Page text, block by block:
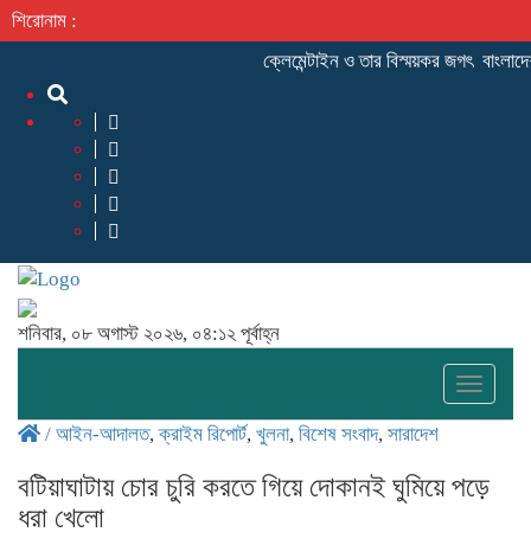
শিরোনাম :
ক্লেমেন্টাইন ও তার বিস্ময়কর জগৎ
শনিবার, ০৮ অগাস্ট ২০২৬, ০৪:১২ পূর্বাহ্ন
Toggle
/ আইন-আদালত,ক্রাইম রিপোর্ট, খুলনা, বিশেষ সংবাদ, সারাদেশ
বটিয়াঘাটায় চোর চুরি করতে গিয়ে দোকানই ঘুমিয়ে পড়ে
ধরা খেলো